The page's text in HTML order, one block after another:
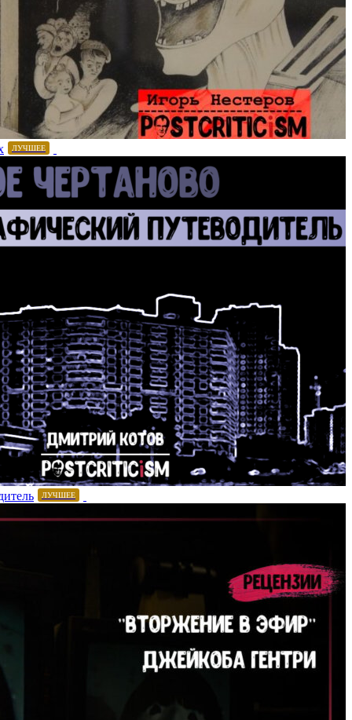
ЛУЧШЕЕ
ЛУЧШЕЕ